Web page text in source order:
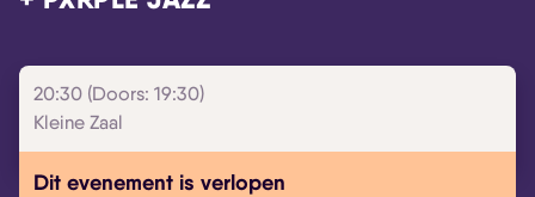
Skip navigatie
20:30 (Doors: 19:30)
Kleine Zaal
Dit evenement is verlopen